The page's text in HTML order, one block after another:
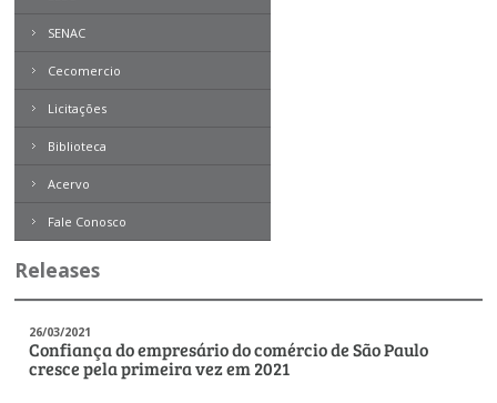
Bibliotecários
Comerciários
sindicais do comércio
Médicos Veterinários
Motoristas
SENAC
Cecomercio
Licitações
Biblioteca
Boletim Direito
Contemporâneo
Revista Problemas Brasileiros
Tome Nota
Expresso MEI
Acervo
Fale Conosco
Releases
26/03/2021
Confiança do empresário do comércio de São Paulo
cresce pela primeira vez em 2021